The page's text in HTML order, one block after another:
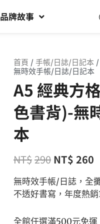
品牌故事
首頁 / 手帳/日誌/日記本
無時效手帳/日誌/日記本
A5 經典方
色書背)-無
本
NT$290 NT$ 260
無時效手帳/日誌，全
不透好書寫，年度熱
全館任選滿500元免運